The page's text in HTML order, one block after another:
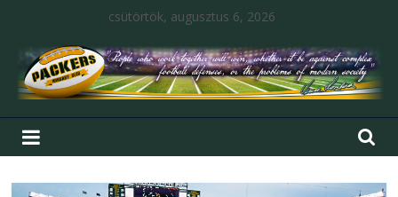
csütörtök, augusztus 6, 2026